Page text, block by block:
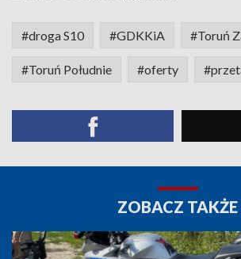
#droga S10 #GDKKiA #Toruń
#Toruń Południe #oferty
ZOBACZ TAKŻE